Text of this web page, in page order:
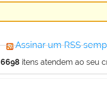
Assinar um RSS
6698 itens atendem ao seu